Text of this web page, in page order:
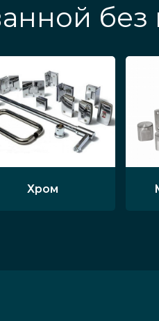
без
Хром